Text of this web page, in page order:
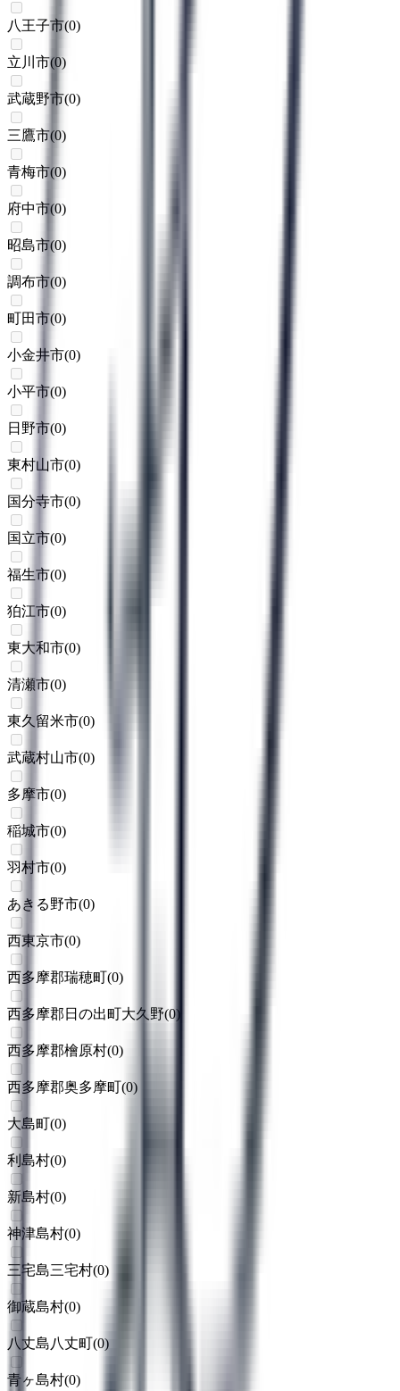
八王子市(0)
立川市(0)
武蔵野市(0)
三鷹市(0)
青梅市(0)
府中市(0)
昭島市(0)
調布市(0)
町田市(0)
小金井市(0)
小平市(0)
日野市(0)
東村山市(0)
国分寺市(0)
国立市(0)
福生市(0)
狛江市(0)
東大和市(0)
清瀬市(0)
東久留米市(0)
武蔵村山市(0)
多摩市(0)
稲城市(0)
羽村市(0)
あきる野市(0)
西東京市(0)
西多摩郡瑞穂町(0)
西多摩郡日の出町大久野(0)
西多摩郡檜原村(0)
西多摩郡奥多摩町(0)
大島町(0)
利島村(0)
新島村(0)
神津島村(0)
三宅島三宅村(0)
御蔵島村(0)
八丈島八丈町(0)
青ヶ島村(0)